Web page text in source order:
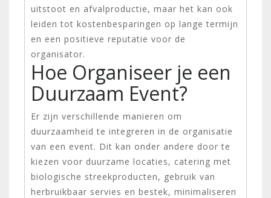
uitstoot en afvalproductie, maar het kan ook
leiden tot kostenbesparingen op lange termijn
en een positieve reputatie voor de
organisator.
Hoe Organiseer je een
Duurzaam Event?
Er zijn verschillende manieren om
duurzaamheid te integreren in de organisatie
van een event. Dit kan onder andere door te
kiezen voor duurzame locaties, catering met
biologische streekproducten, gebruik van
herbruikbaar servies en bestek, minimaliseren